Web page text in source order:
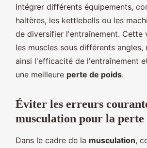
Intégrer différents équipements,
haltères, les kettlebells ou les
de diversifier l'entraînement. Cette
les muscles sous différents angles,
ainsi l'efficacité de l'entraînement
une meilleure perte de poids.
Éviter les erreurs
musculation pour la perte
Dans le cadre de la musculation,